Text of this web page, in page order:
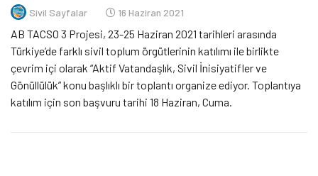
Sivil Sayfalar 16 Haziran 2021
AB TACSO 3 Projesi, 23-25 Haziran 2021 tarihleri arasında
Türkiye’de farklı sivil toplum örgütlerinin katılımı ile birlikte
çevrim içi olarak “Aktif Vatandaşlık, Sivil İnisiyatifler ve
Gönüllülük” konu başlıklı bir toplantı organize ediyor. Toplantıya
katılım için son başvuru tarihi 18 Haziran, Cuma.